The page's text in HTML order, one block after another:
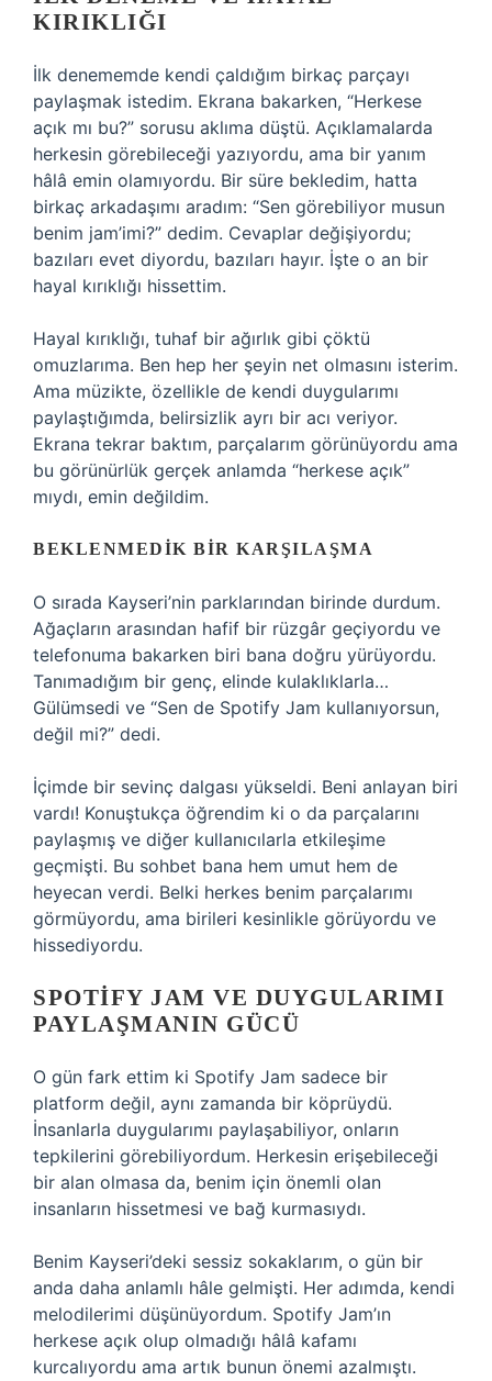
KIRIKLIĞI
İlk denememde kendi çaldığım birkaç parçayı
paylaşmak istedim. Ekrana bakarken, “Herkese
açık mı bu?” sorusu aklıma düştü. Açıklamalarda
herkesin görebileceği yazıyordu, ama bir yanım
hâlâ emin olamıyordu. Bir süre bekledim, hatta
birkaç arkadaşımı aradım: “Sen görebiliyor musun
benim jam’imi?” dedim. Cevaplar değişiyordu;
bazıları evet diyordu, bazıları hayır. İşte o an bir
hayal kırıklığı hissettim.
Hayal kırıklığı, tuhaf bir ağırlık gibi çöktü
omuzlarıma. Ben hep her şeyin net olmasını isterim.
Ama müzikte, özellikle de kendi duygularımı
paylaştığımda, belirsizlik ayrı bir acı veriyor.
Ekrana tekrar baktım, parçalarım görünüyordu ama
bu görünürlük gerçek anlamda “herkese açık”
mıydı, emin değildim.
BEKLENMEDIK BIR KARŞILAŞMA
O sırada Kayseri’nin parklarından birinde durdum.
Ağaçların arasından hafif bir rüzgâr geçiyordu ve
telefonuma bakarken biri bana doğru yürüyordu.
Tanımadığım bir genç, elinde kulaklıklarla…
Gülümsedi ve “Sen de Spotify Jam kullanıyorsun,
değil mi?” dedi.
İçimde bir sevinç dalgası yükseldi. Beni anlayan biri
vardı! Konuştukça öğrendim ki o da parçalarını
paylaşmış ve diğer kullanıcılarla etkileşime
geçmişti. Bu sohbet bana hem umut hem de
heyecan verdi. Belki herkes benim parçalarımı
görmüyordu, ama birileri kesinlikle görüyordu ve
hissediyordu.
SPOTIFY JAM VE DUYGULARIMI
PAYLAŞMANIN GÜCÜ
O gün fark ettim ki Spotify Jam sadece bir
platform değil, aynı zamanda bir köprüydü.
İnsanlarla duygularımı paylaşabiliyor, onların
tepkilerini görebiliyordum. Herkesin erişebileceği
bir alan olmasa da, benim için önemli olan
insanların hissetmesi ve bağ kurmasıydı.
Benim Kayseri’deki sessiz sokaklarım, o gün bir
anda daha anlamlı hâle gelmişti. Her adımda, kendi
melodilerimi düşünüyordum. Spotify Jam’ın
herkese açık olup olmadığı hâlâ kafamı
kurcalıyordu ama artık bunun önemi azalmıştı.